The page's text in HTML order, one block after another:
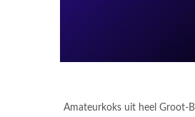
Amateurkoks uit heel Groot-